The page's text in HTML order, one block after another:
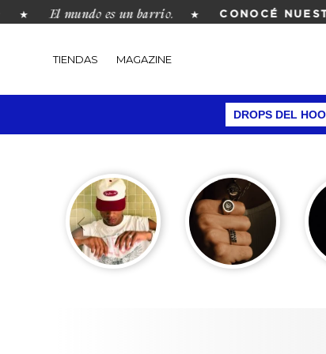
El mundo es un barrio. CONOCÉ
DROPS DEL
TIENDAS MAGAZINE